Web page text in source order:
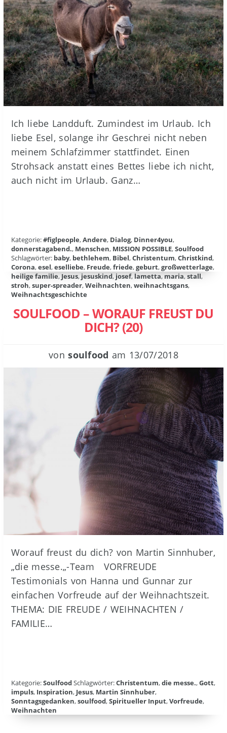
Ich liebe Landduft. Zumindest im Urlaub. Ich
liebe Esel, solange ihr Geschrei nicht neben
meinem Schlafzimmer stattfindet. Einen
Strohsack anstatt eines Bettes liebe ich nicht,
auch nicht im Urlaub. Ganz…
Kategorie:#figlpeople,Andere, Dialog, Dinner4you,
donnerstagabend., Menschen, MISSION POSSIBLE,Soulfood
Schlagwörter: baby, bethlehem, Bibel,Christentum,Christkind,
Corona,esel,eselliebe, Freude,friede,geburt,großwetterlage,
heilige familie,Jesus,jesuskind,josef,lametta,maria,stall,
stroh,super-spreader,Weihnachten,weihnachtsgans,
Weihnachtsgeschichte
SOULFOOD – WORAUF FREUST DU
DICH? (20)
vonsoulfood am 13/07/2018
Worauf freust du dich? von Martin Sinnhuber,
„die messe.„-Team VORFREUDE
Testimonials von Hanna und Gunnar zur
einfachen Vorfreude auf der Weihnachtszeit.
THEMA: DIE FREUDE / WEIHNACHTEN /
FAMILIE…
Kategorie:SoulfoodSchlagwörter:Christentum,die messe.,Gott,
impuls, Inspiration, Jesus, Martin Sinnhuber,
Sonntagsgedanken,soulfood,Spiritueller Input,Vorfreude,
Weihnachten